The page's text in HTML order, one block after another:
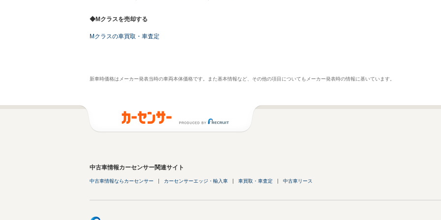
◆Mクラスを売却する
Mクラスの車買取・車査定
新車時価格はメーカー発表当時の車両本体価格です。また基本情報など、その他の項目についてもメーカー発表時の情報に基いています。
中古車情報カーセンサー関連サイト
中古車情報ならカーセンサー カーセンサーエッジ・輸入車 車買取・車査定 中古車リース